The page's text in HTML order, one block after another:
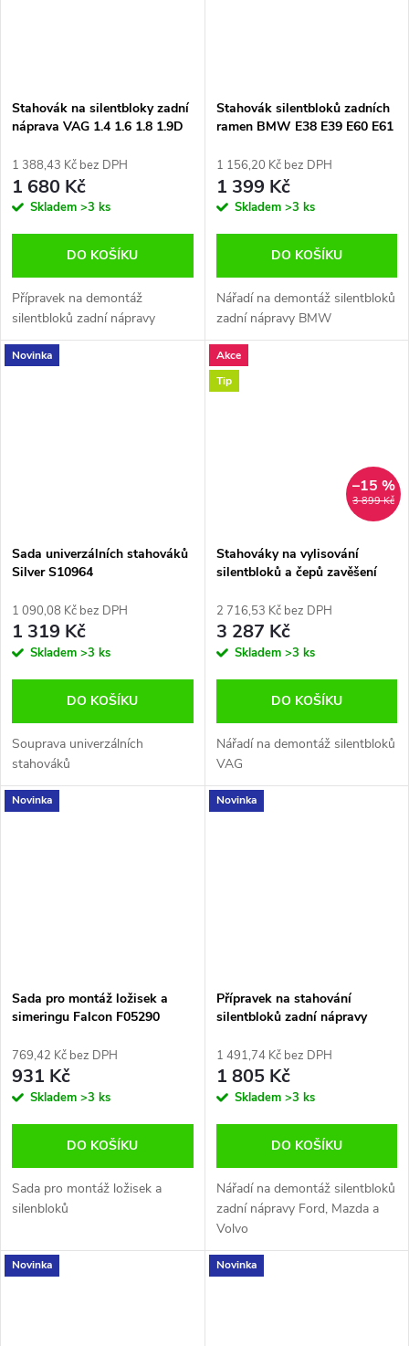
Stahovák na silentbloky zadní
náprava VAG 1.4 1.6 1.8 1.9D
1 388,43 Kč bez DPH
1 680 Kč
Skladem >3 ks
DO KOŠÍKU
Přípravek na demontáž
silentbloků zadní nápravy
Stahovák silentbloků zadních
ramen BMW E38 E39 E60 E61
010391NB
1 156,20 Kč bez DPH
1 399 Kč
Skladem >3 ks
DO KOŠÍKU
Nářadí na demontáž silentbloků
zadní nápravy BMW
Novinka
Sada univerzálních stahováků
Silver S10964
1 090,08 Kč bez DPH
1 319 Kč
Skladem >3 ks
DO KOŠÍKU
Souprava univerzálních
stahováků
Akce
Tip
3 899 Kč
–15 %
Stahováky na vylisování
silentbloků a čepů zavěšení
2 716,53 Kč bez DPH
3 287 Kč
Skladem >3 ks
DO KOŠÍKU
Nářadí na demontáž silentbloků
VAG
Novinka
Sada pro montáž ložisek a
simeringu Falcon F05290
769,42 Kč bez DPH
931 Kč
Skladem >3 ks
DO KOŠÍKU
Sada pro montáž ložisek a
silenbloků
Novinka
Přípravek na stahování
silentbloků zadní nápravy
F05369
1 491,74 Kč bez DPH
1 805 Kč
Skladem >3 ks
DO KOŠÍKU
Nářadí na demontáž silentbloků
zadní nápravy Ford, Mazda a
Volvo
Novinka Novinka